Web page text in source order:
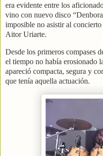
era evidente entre los
vino con nuevo disco
imposible no asistir al
Aitor Uriarte.
Desde los primeros compases
el tiempo no había erosionado
apareció compacta, segura y
que tenía aquella actuación.